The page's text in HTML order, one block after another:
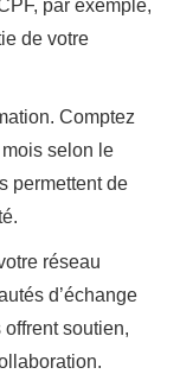
par exemple,
de votre
Comptez
selon le
permettent de
réseau
d’échange
soutien,